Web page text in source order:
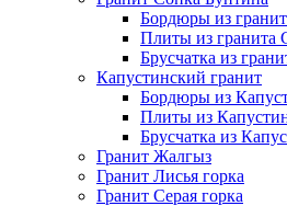
Бордюры из
Плиты из гранита
Брусчатка из
Капустинский гранит
Бордюры из
Плиты из
Брусчатка из
Гранит Жалгыз
Гранит Лисья горка
Гранит Серая горка